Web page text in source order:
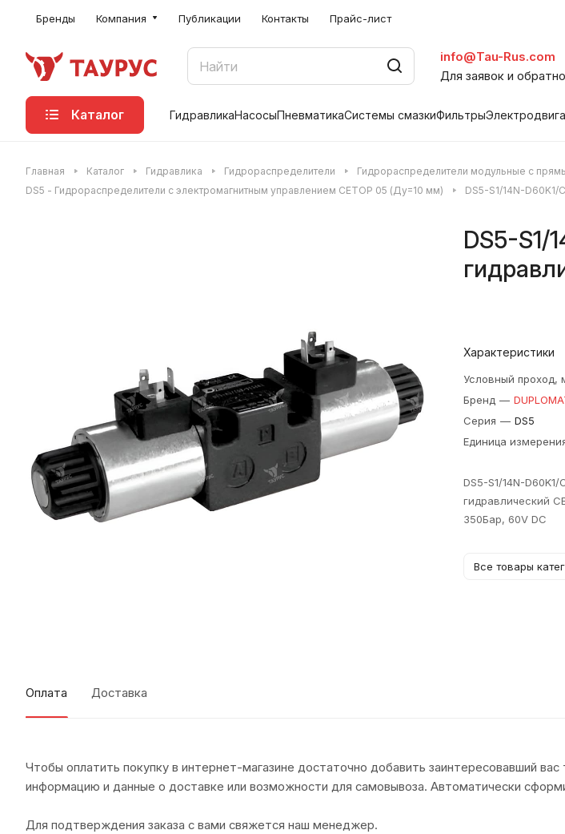
Бренды Компания Публикации Контакты Прайс-лист
info@Tau-Rus.com
Для заявок и
Каталог ГидравликаНасосыПневматикаСистемы смазкиФильтры
Главная Каталог Гидравлика Гидрораспределители
Гидрораспределители модульные с
DS5 - Гидрораспределители с электромагнитным управлением CETOP 05 (Ду=10 мм)
DS5-S1/14N-D60K1/
DS5-S1/
Характеристики
Условный проход,
Бренд —
Серия — DS5
Единица
DS5-S1/14N-
гидравлический
350Бар, 60V DC
Все товары
Оплата Доставка
Чтобы оплатить покупку в интернет-магазине достаточно добавить заинтересовавший
информацию и данные о доставке или возможности для самовывоза. Автоматически
Для подтверждения заказа с вами свяжется наш менеджер.